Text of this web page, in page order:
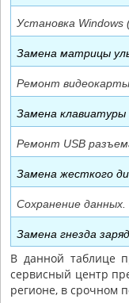
Установка Windows
Замена матрицы
Ремонт
Замена
Ремонт USB
Замена жесткого
Сохранение данных.
Замена гнезда
В данной таблице
сервисный центр
регионе, в срочном